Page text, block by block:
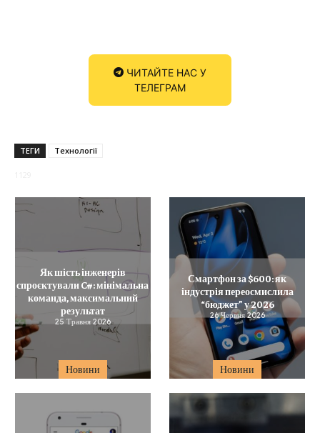
ЧИТАЙТЕ НАС У
ТЕЛЕГРАМ
ТЕГИ Технології
Новини
Як шість інженерів
спроєктували C#: мінімальна
команда, максимальний
результат
25 Травня 2026
Новини
Смартфон за $600: як
індустрія переосмислила
“бюджет” у 2026
26 Червня 2026